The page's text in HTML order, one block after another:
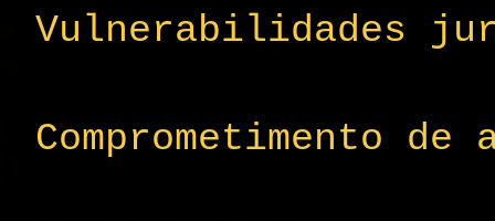
Vulnerabilidades
Comprometimento